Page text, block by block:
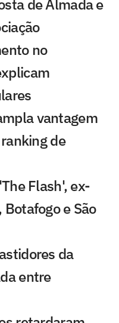
de Almada e
no
vantagem
de
Flash', ex-
e São
da
entre